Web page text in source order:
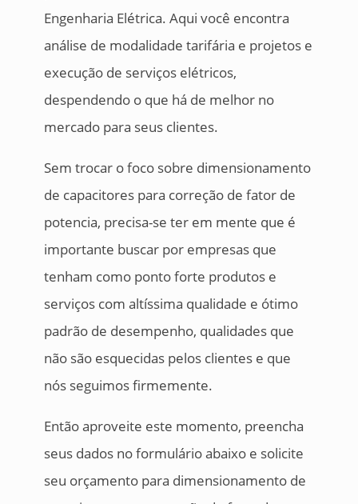
Engenharia Elétrica. Aqui você encontra
análise de modalidade tarifária e projetos e
execução de serviços elétricos,
despendendo o que há de melhor no
mercado para seus clientes.
Sem trocar o foco sobre dimensionamento
de capacitores para correção de fator de
potencia, precisa-se ter em mente que é
importante buscar por empresas que
tenham como ponto forte produtos e
serviços com altíssima qualidade e ótimo
padrão de desempenho, qualidades que
não são esquecidas pelos clientes e que
nós seguimos firmemente.
Então aproveite este momento, preencha
seus dados no formulário abaixo e solicite
seu orçamento para dimensionamento de